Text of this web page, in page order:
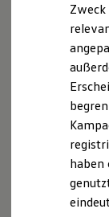
Marke und
Der T-
Wendig,
Zweck
haben